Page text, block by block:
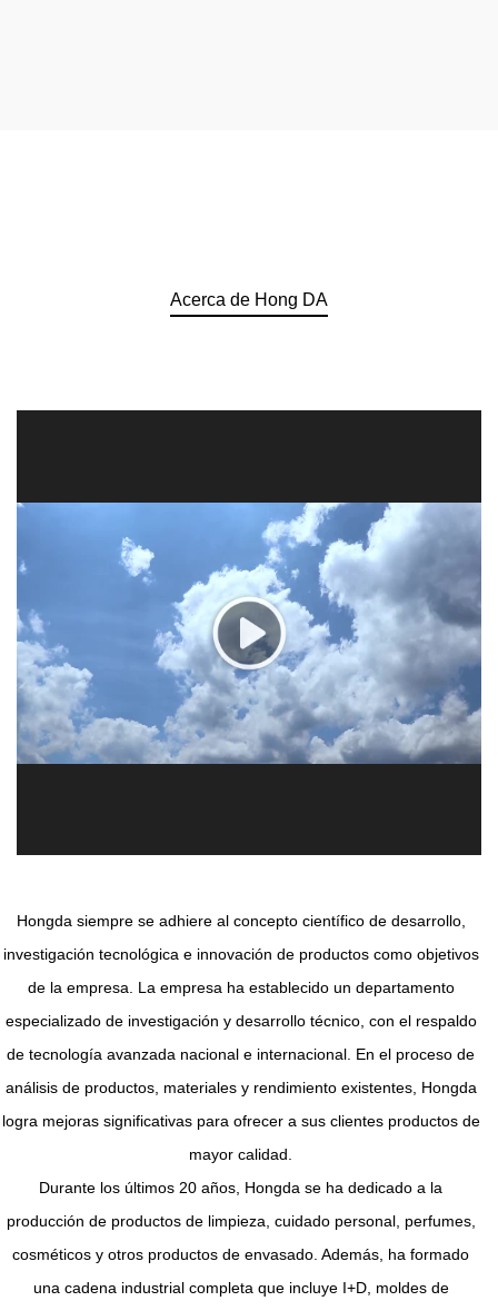
Acerca de Hong DA
Hongda siempre se adhiere al concepto científico de desarrollo,
investigación tecnológica e innovación de productos como objetivos
de la empresa. La empresa ha establecido un departamento
especializado de investigación y desarrollo técnico, con el respaldo
de tecnología avanzada nacional e internacional. En el proceso de
análisis de productos, materiales y rendimiento existentes, Hongda
logra mejoras significativas para ofrecer a sus clientes productos de
mayor calidad.
Durante los últimos 20 años, Hongda se ha dedicado a la
producción de productos de limpieza, cuidado personal, perfumes,
cosméticos y otros productos de envasado. Además, ha formado
una cadena industrial completa que incluye I+D, moldes de